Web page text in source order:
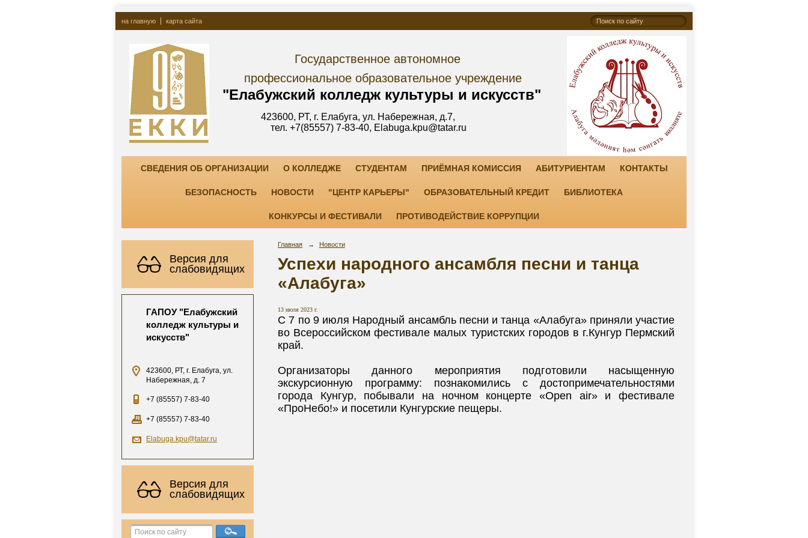
на главную карта сайта
Государственное автономное
профессиональное образовательное учреждение
"Елабужский колледж культуры и искусств"
423600, РТ, г. Елабуга, ул. Набережная, д.7,
тел. +7(85557) 7-83-40, Elabuga.kpu@tatar.ru
СВЕДЕНИЯ ОБ ОРГАНИЗАЦИИ О КОЛЛЕДЖЕ СТУДЕНТАМ ПРИЁМНАЯ КОМИССИЯ АБИТУРИЕНТАМ КОНТАКТЫ
БЕЗОПАСНОСТЬ НОВОСТИ "ЦЕНТР КАРЬЕРЫ" ОБРАЗОВАТЕЛЬНЫЙ КРЕДИТ БИБЛИОТЕКА
КОНКУРСЫ И ФЕСТИВАЛИ ПРОТИВОДЕЙСТВИЕ КОРРУПЦИИ
Версия для
слабовидящих
ГАПОУ "Елабужский
колледж культуры и
искусств"
423600, РТ, г. Елабуга, ул.
Набережная, д. 7
+7 (85557) 7-83-40
+7 (85557) 7-83-40
Elabuga.kpu@tatar.ru
Версия для
слабовидящих
Главная → Новости
Успехи народного ансамбля песни и танца
«Алабуга»
13 июля 2023 г.
С 7 по 9 июля Народный ансамбль песни и танца «Алабуга» приняли участие
во Всероссийском фестивале малых туристских городов в г.Кунгур Пермский
край.
Организаторы данного мероприятия подготовили насыщенную
экскурсионную программу: познакомились с достопримечательностями
города Кунгур, побывали на ночном концерте «Open air» и фестивале
«ПроНебо!» и посетили Кунгурские пещеры.